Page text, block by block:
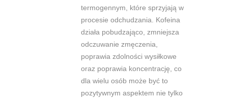
termogennym, które sprzyjają w
procesie odchudzania. Kofeina
działa pobudzająco, zmniejsza
odczuwanie zmęczenia
poprawia zdolności wysiłkowe
oraz poprawia koncentrację , co
dla wielu osób może być to
pozytywnym aspektem nie tylko